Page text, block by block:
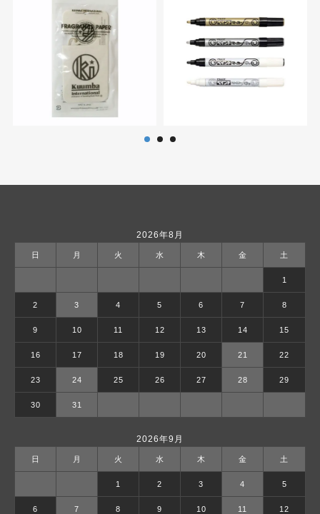
2026年8月
日 月 火 水 木 金 土
1
2 3 4 5 6 7 8
9 10 11 12 13 14 15
16 17 18 19 20 21 22
23 24 25 26 27 28 29
30 31
2026年9月
日 月 火 水 木 金 土
1 2 3 4 5
6 7 8 9 10 11 12